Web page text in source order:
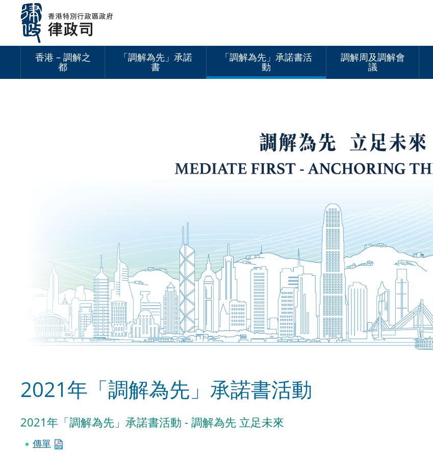
容
香港 – 調解之
都
「調解為先」承諾
書
「調解為先」承諾書活
動
調解周及調解會
議
2021年「調解為先」承諾書活動
2021年「調解為先」承諾書活動 - 調解為先 立足未來
傳單